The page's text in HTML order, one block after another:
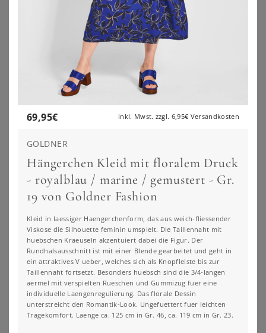
SHEEGO BY JOE BROWNS
89,99€
ZUSHEEGO
SHEEGO BY JOE BROWNS
89,99€
ZU SHEEGO
69,95€ inkl. Mwst. zzgl. 6,95€ Versandkosten
GOLDNER
Hängerchen Kleid mit floralem Druck
- royalblau / marine / gemustert - Gr.
19 von Goldner Fashion
Kleid in laessiger Haengerchenform, das aus weich-fliessender
Viskose die Silhouette feminin umspielt. Die Taillennaht mit
huebschen Kraeuseln akzentuiert dabei die Figur. Der
Rundhalsausschnitt ist mit einer Blende gearbeitet und geht in
ein attraktives V ueber, welches sich als Knopfleiste bis zur
Taillennaht fortsetzt. Besonders huebsch sind die 3/4-langen
aermel mit verspielten Rueschen und Gummizug fuer eine
individuelle Laengenregulierung. Das florale Dessin
unterstreicht den Romantik-Look. Ungefuettert fuer leichten
Tragekomfort. Laenge ca. 125 cm in Gr. 46, ca. 119 cm in Gr. 23.